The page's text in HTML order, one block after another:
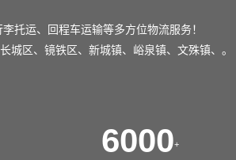
托运、回程车运输等多方位物流服务！
长城区、 镜铁区、 新城镇、 峪泉镇、 文殊镇、。
6000+